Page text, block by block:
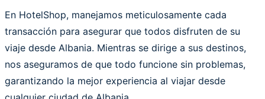
En HotelShop, manejamos meticulosamente cada
transacción para asegurar que todos disfruten de su
viaje desde Albania. Mientras se dirige a sus destinos,
nos aseguramos de que todo funcione sin problemas,
garantizando la mejor experiencia al viajar desde